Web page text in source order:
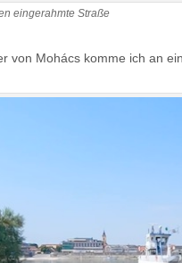
eingerahmte Straße
von Mohács komme ich an